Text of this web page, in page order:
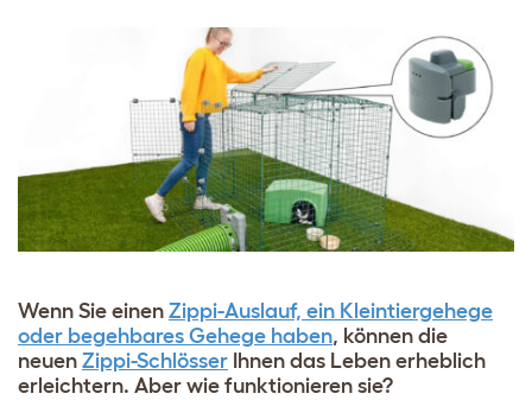
Wenn Sie einen Zippi-Auslauf, ein Kleintiergehege
oder begehbares Gehege haben, können die
neuen Zippi-Schlösser Ihnen das Leben erheblich
erleichtern. Aber wie funktionieren sie?